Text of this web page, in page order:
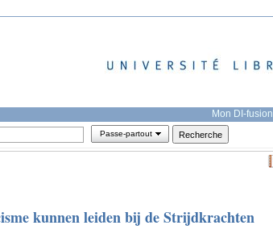
Mon DI-fusion
Passe-partout
kunnen leiden bij de Strijdkrachten